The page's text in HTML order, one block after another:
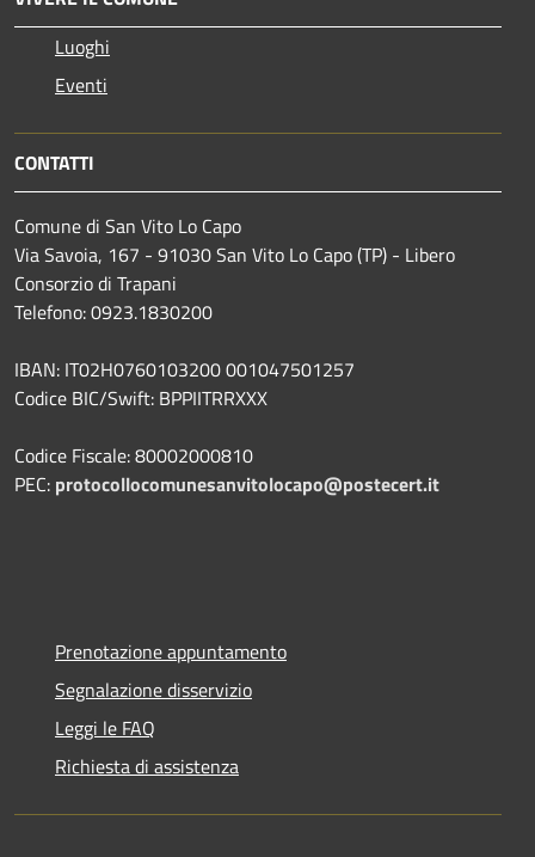
Luoghi
Eventi
CONTATTI
Comune di San Vito Lo Capo
Via Savoia, 167 - 91030 San Vito Lo Capo (TP) - Libero
Consorzio di Trapani
Telefono: 0923.1830200
IBAN: IT02H0760103200 001047501257
Codice BIC/Swift: BPPIITRRXXX
Codice Fiscale: 80002000810
PEC: protocollocomunesanvitolocapo@postecert.it
Prenotazione appuntamento
Segnalazione disservizio
Leggi le FAQ
Richiesta di assistenza